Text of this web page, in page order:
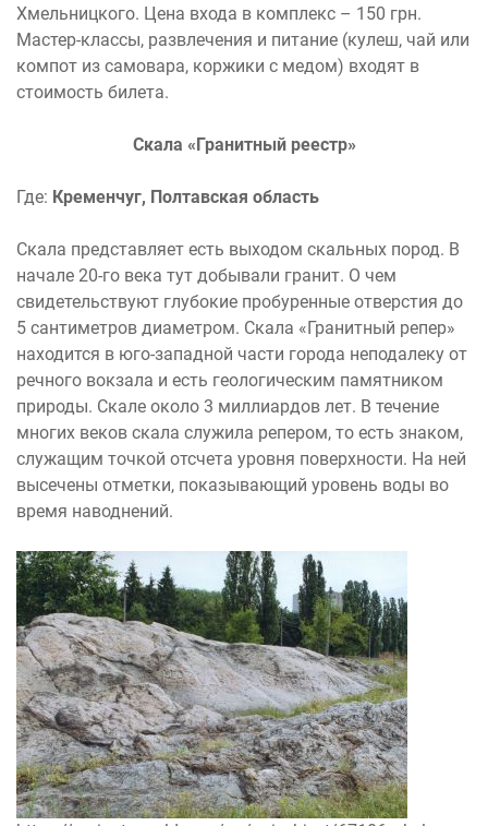
Хмельницкого. Цена входа в комплекс – 150 грн.
Мастер-классы, развлечения и питание (кулеш, чай или
компот из самовара, коржики с медом) входят в
стоимость билета.
Скала «Гранитный реестр»
Где: Кременчуг, Полтавская область
Скала представляет есть выходом скальных пород. В
начале 20-го века тут добывали гранит. О чем
свидетельствуют глубокие пробуренные отверстия до
5 сантиметров диаметром. Скала «Гранитный репер»
находится в юго-западной части города неподалеку от
речного вокзала и есть геологическим памятником
природы. Скале около 3 миллиардов лет. В течение
многих веков скала служила репером, то есть знаком,
служащим точкой отсчета уровня поверхности. На ней
высечены отметки, показывающий уровень воды во
время наводнений.